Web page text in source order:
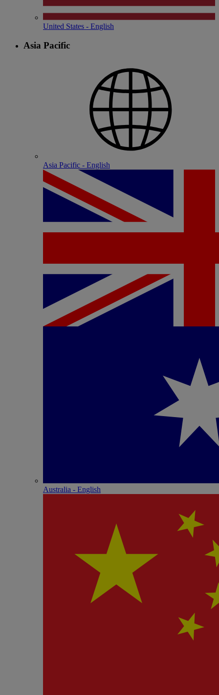
United States - English
Asia Pacific
Asia Pacific - English
Australia - English